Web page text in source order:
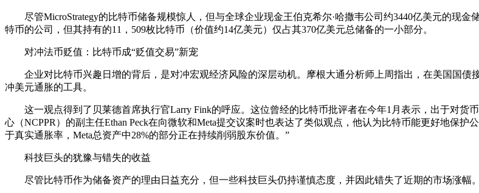
尽管MicroStrategy的比特币储备规模惊人，但与全球企业现金王伯克希尔·哈撒韦公司约3440亿美元的现金
特币的公司，但其持有的11，509枚比特币（价值约14亿美元）仅占其370亿美元总储备的一小部分。
对冲法币贬值：比特币成“贬值交易”新宠
企业对比特币兴趣日增的背后，是对冲宏观经济风险的深层动机。摩根大通分析师上周指出，在美国国债
冲美元通胀的工具。
这一观点得到了贝莱德首席执行官Larry Fink的呼应。这位曾经的比特币批评者在今年1月表示，出于对货
心（NCPPR）的副主任Ethan Peck在向微软和Meta提交议案时也表达了类似观点，他认为比特币能更好地保
于真实通胀率，Meta总资产中28%的部分正在持续削弱股东价值。”
科技巨头的犹豫与错失的收益
尽管比特币作为储备资产的理由日益充分，但一些科技巨头仍持谨慎态度，并因此错失了近期的市场涨幅。